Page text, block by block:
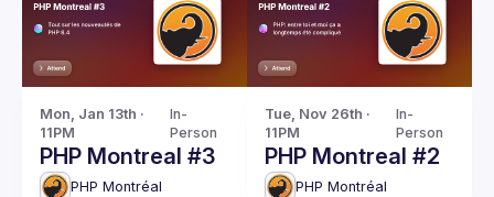
Mon, Jan 13th ·
11PM
In-
Person
PHP Montreal #3
PHP Montréal
Tue, Nov 26th ·
11PM
In-
Person
PHP Montreal #2
PHP Montréal